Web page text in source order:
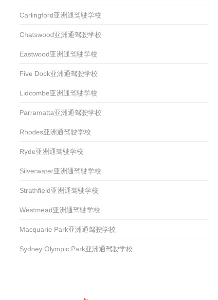
Carlingford亚洲通驾驶学校
Chatswood亚洲通驾驶学校
Eastwood亚洲通驾驶学校
Five Dock亚洲通驾驶学校
Lidcombe亚洲通驾驶学校
Parramatta亚洲通驾驶学校
Rhodes亚洲通驾驶学校
Ryde亚洲通驾驶学校
Silverwater亚洲通驾驶学校
Strathfield亚洲通驾驶学校
Westmead亚洲通驾驶学校
Macquarie Park亚洲通驾驶学校
Sydney Olympic Park亚洲通驾驶学校